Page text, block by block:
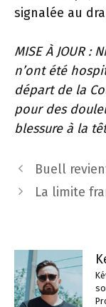
signalée au
MISE À JOUR
n’ont été
départ de la
pour des
blessure à la
Navigation
des
Buell
La limite